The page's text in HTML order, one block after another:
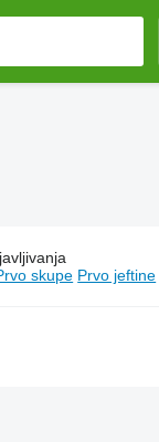
skupe Prvo jeftine